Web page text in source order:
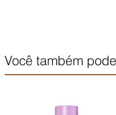
Você também